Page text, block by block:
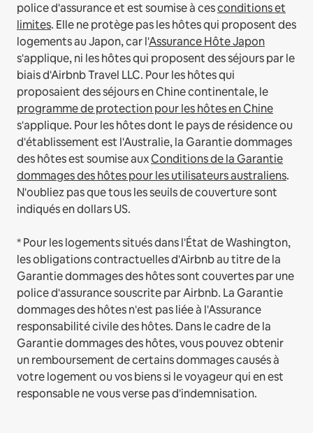
police d'assurance et est soumise à cesconditions et
limites. Elle ne protège pas les hôtes qui proposent des
logements au Japon, car l'Assurance Hôte Japon
s'applique, ni les hôtes qui proposent des séjours par le
biais d'Airbnb Travel LLC. Pour les hôtes qui
proposaient des séjours en Chine continentale, le
programme de protection pour les hôtes en Chine
s'applique. Pour les hôtes dont le pays de résidence ou
d'établissement est l'Australie, la Garantie dommages
des hôtes est soumise auxConditions de la Garantie
dommages des hôtes pour les utilisateurs australiens.
N'oubliez pas que tous les seuils de couverture sont
indiqués en dollars US.
* Pour les logements situés dans l'État de Washington,
les obligations contractuelles d'Airbnb au titre de la
Garantie dommages des hôtes sont couvertes par une
police d'assurance souscrite par Airbnb. La Garantie
dommages des hôtes n'est pas liée à l'Assurance
responsabilité civile des hôtes. Dans le cadre de la
Garantie dommages des hôtes, vous pouvez obtenir
un remboursement de certains dommages causés à
votre logement ou vos biens si le voyageur qui en est
responsable ne vous verse pas d'indemnisation.